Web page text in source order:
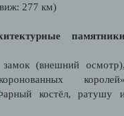
277 км)
(внешний
костёл, ратушу